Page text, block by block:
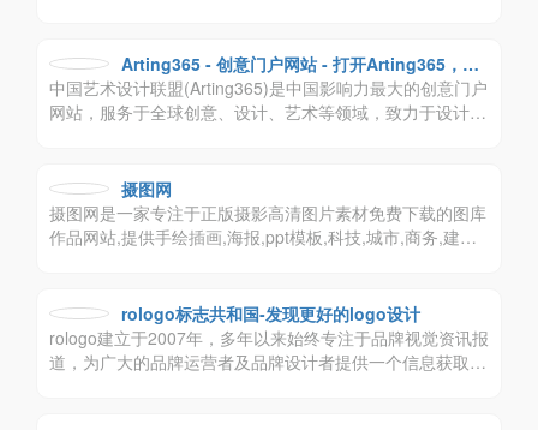
产业。
Arting365 - 创意门户网站 - 打开Arting365，连
接好设计！
中国艺术设计联盟(Arting365)是中国影响力最大的创意门户
网站，服务于全球创意、设计、艺术等领域，致力于设计文
意、设计、艺术爱好者及企业提供高质量、多元化的信息交
流咨询及专业的数字艺术设计行业应用解决方案。
摄图网
摄图网是一家专注于正版摄影高清图片素材免费下载的图库
作品网站,提供手绘插画,海报,ppt模板,科技,城市,商务,建筑,
设计师在这里找到满意的图片素材和设计灵感!
rologo标志共和国-发现更好的logo设计
rologo建立于2007年，多年以来始终专注于品牌视觉资讯报
道，为广大的品牌运营者及品牌设计者提供一个信息获取和